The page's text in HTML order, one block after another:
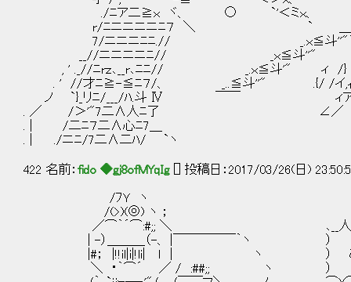
./ﾆア二≧ｘ ヾ、 ○ `'＜ミｘ、
r/ﾆニニニニﾆ７ ＼ ` ＿
7/ニニニﾆﾆ.// _.ｘ≦斗
__//ニニニニﾆ// _ｘ≦斗''"
, ' ._//ﾆrｚ､__r､ﾆﾆ// _.ｘ≦斗'" ィ /}
. ' //才ﾆ≧-≦ﾆ７/、 _..≦斗''" .{/ /イ,ｨ
ノ `}_リﾆ/___/ﾊ.斗 Ⅳ ￣￣ ィ
. ／ /＞'"7二∧人ﾆ了 ∠／
. | /二ﾆ７二∧心ﾆ7＿
. | ./ニﾆ/7二∧二ﾊ/ `ヽ
422 名前： fido ◆gj8ofMYqIg [] 投稿日：2017/03/26(日)
/ﾌＹ ヽ
/(>)(◎) ヽ ；
／⌒｀´⌒:#;; ＼ ､__人_人_人_人_人_人_
| -）＿＿＿（-、 |￣
|#； |!!il|i|!li| ｌ | ヽ ） あ、足がガクガ
＼ ･｀⌒´ ／ /